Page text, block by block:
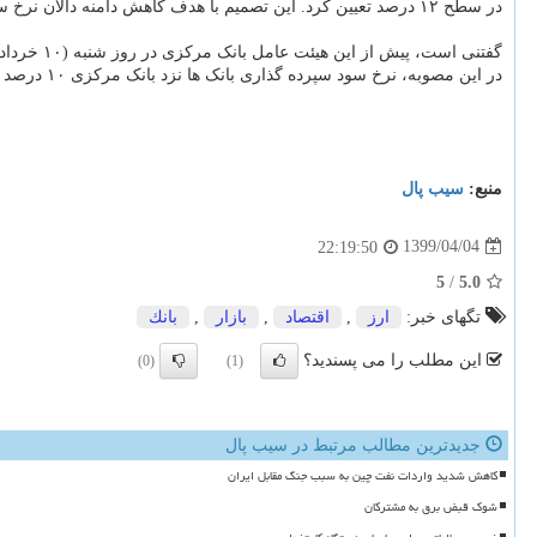
در سطح ۱۲ درصد تعیین کرد. این تصمیم با هدف کاهش دامنه دالان نرخ سود اتخاذ شده است و از روز شنبه ۷ تیرماه ۱۳۹۹ اجرا می شود.
گفتنی است، پیش از این هیئت عامل بانک مرکزی در روز شنبه (۱۰ خرداد)، برقراری دالان نرخ سود در بازار بین بانکی را تصویب کرده بود.
در این مصوبه، نرخ سود سپرده گذاری بانک ها نزد بانک مرکزی ۱۰ درصد و نرخ سود اعتبارگیری از بانک مرکزی ۲۲ درصد تعیین شده بود.
منبع: سیب پال
1399/04/04
22:19:50
5.0
/
5
تگهای خبر:
ارز اقتصاد بازار بانك
این مطلب را می پسندید؟ (1)
(0)
جدیدترین مطالب مرتبط در سیب پال
کاهش شدید واردات نفت چین به سبب جنگ مقابل ایران
شوک قبض برق به مشترکان